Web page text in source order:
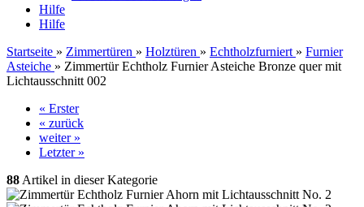
Hilfe
Hilfe
Startseite » Zimmertüren » Holztüren » Echtholzfurniert » Furnier
Asteiche » Zimmertür Echtholz Furnier Asteiche Bronze quer mit
Lichtausschnitt 002
« Erster
« zurück
weiter »
Letzter »
88 Artikel in dieser Kategorie